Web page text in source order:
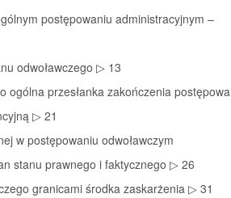
postępowaniu administracyjnym –
odwoławczego ▷ 13
ogólna przesłanka zakończenia
▷ 21
w postępowaniu odwoławczym
stanu prawnego i faktycznego ▷ 26
granicami środka zaskarżenia ▷ 31